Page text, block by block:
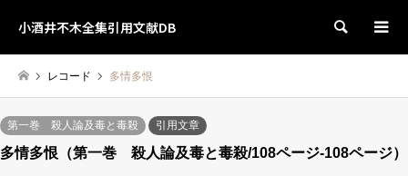
小酒井不木全集引用文献DB 検索
レコード 多情多恨
第一巻 殺人論及毒と毒殺 引用文章
多情多恨（第一巻 殺人論及毒と毒殺/108ページ-108ページ）